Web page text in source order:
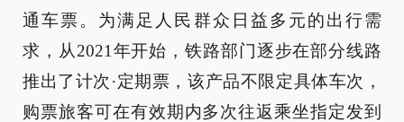
通车票。为满足人民群众日益多元的出行需
求，从2021年开始，铁路部门逐步在部分线路
推出了计次·定期票，该产品不限定具体车次，
购票旅客可在有效期内多次往返乘坐指定发到